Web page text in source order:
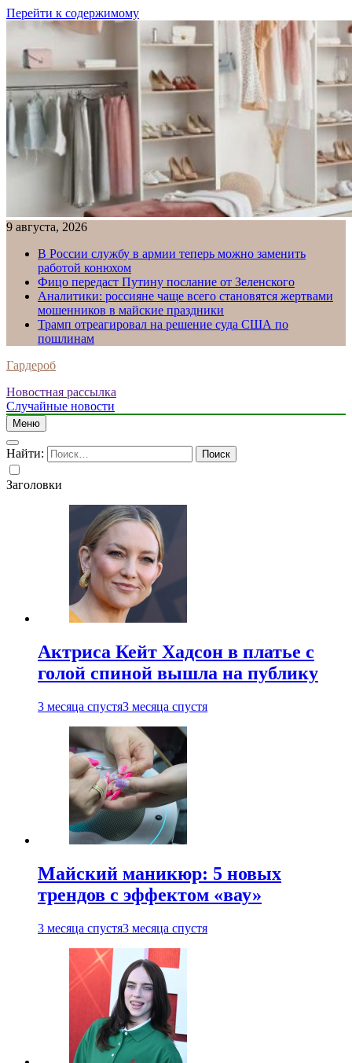
Перейти к содержимому
9 августа, 2026
В России службу в армии теперь можно заменить
работой конюхом
Фицо передаст Путину послание от Зеленского
Аналитики: россияне чаще всего становятся жертвами
мошенников в майские праздники
Трамп отреагировал на решение суда США по
пошлинам
Гардероб
Новостная рассылка
Случайные новости
Меню
Найти:
Заголовки
Актриса Кейт Хадсон в платье с
голой спиной вышла на публику
3 месяца спустя3 месяца спустя
Майский маникюр: 5 новых
трендов с эффектом «вау»
3 месяца спустя3 месяца спустя